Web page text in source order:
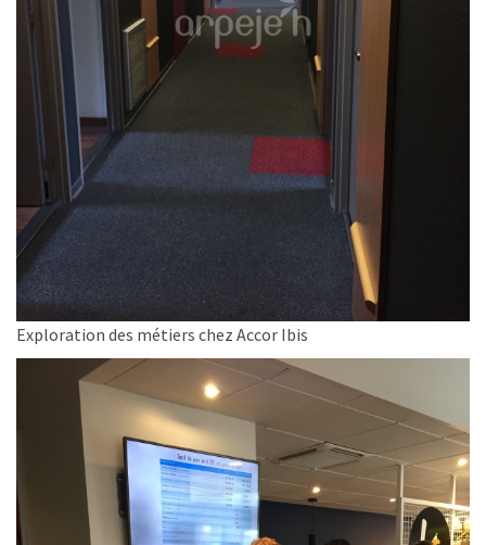
Exploration des métiers chez Accor Ibis